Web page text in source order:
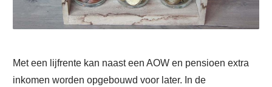
Met een lijfrente kan naast een AOW en pensioen extra
inkomen worden opgebouwd voor later. In de